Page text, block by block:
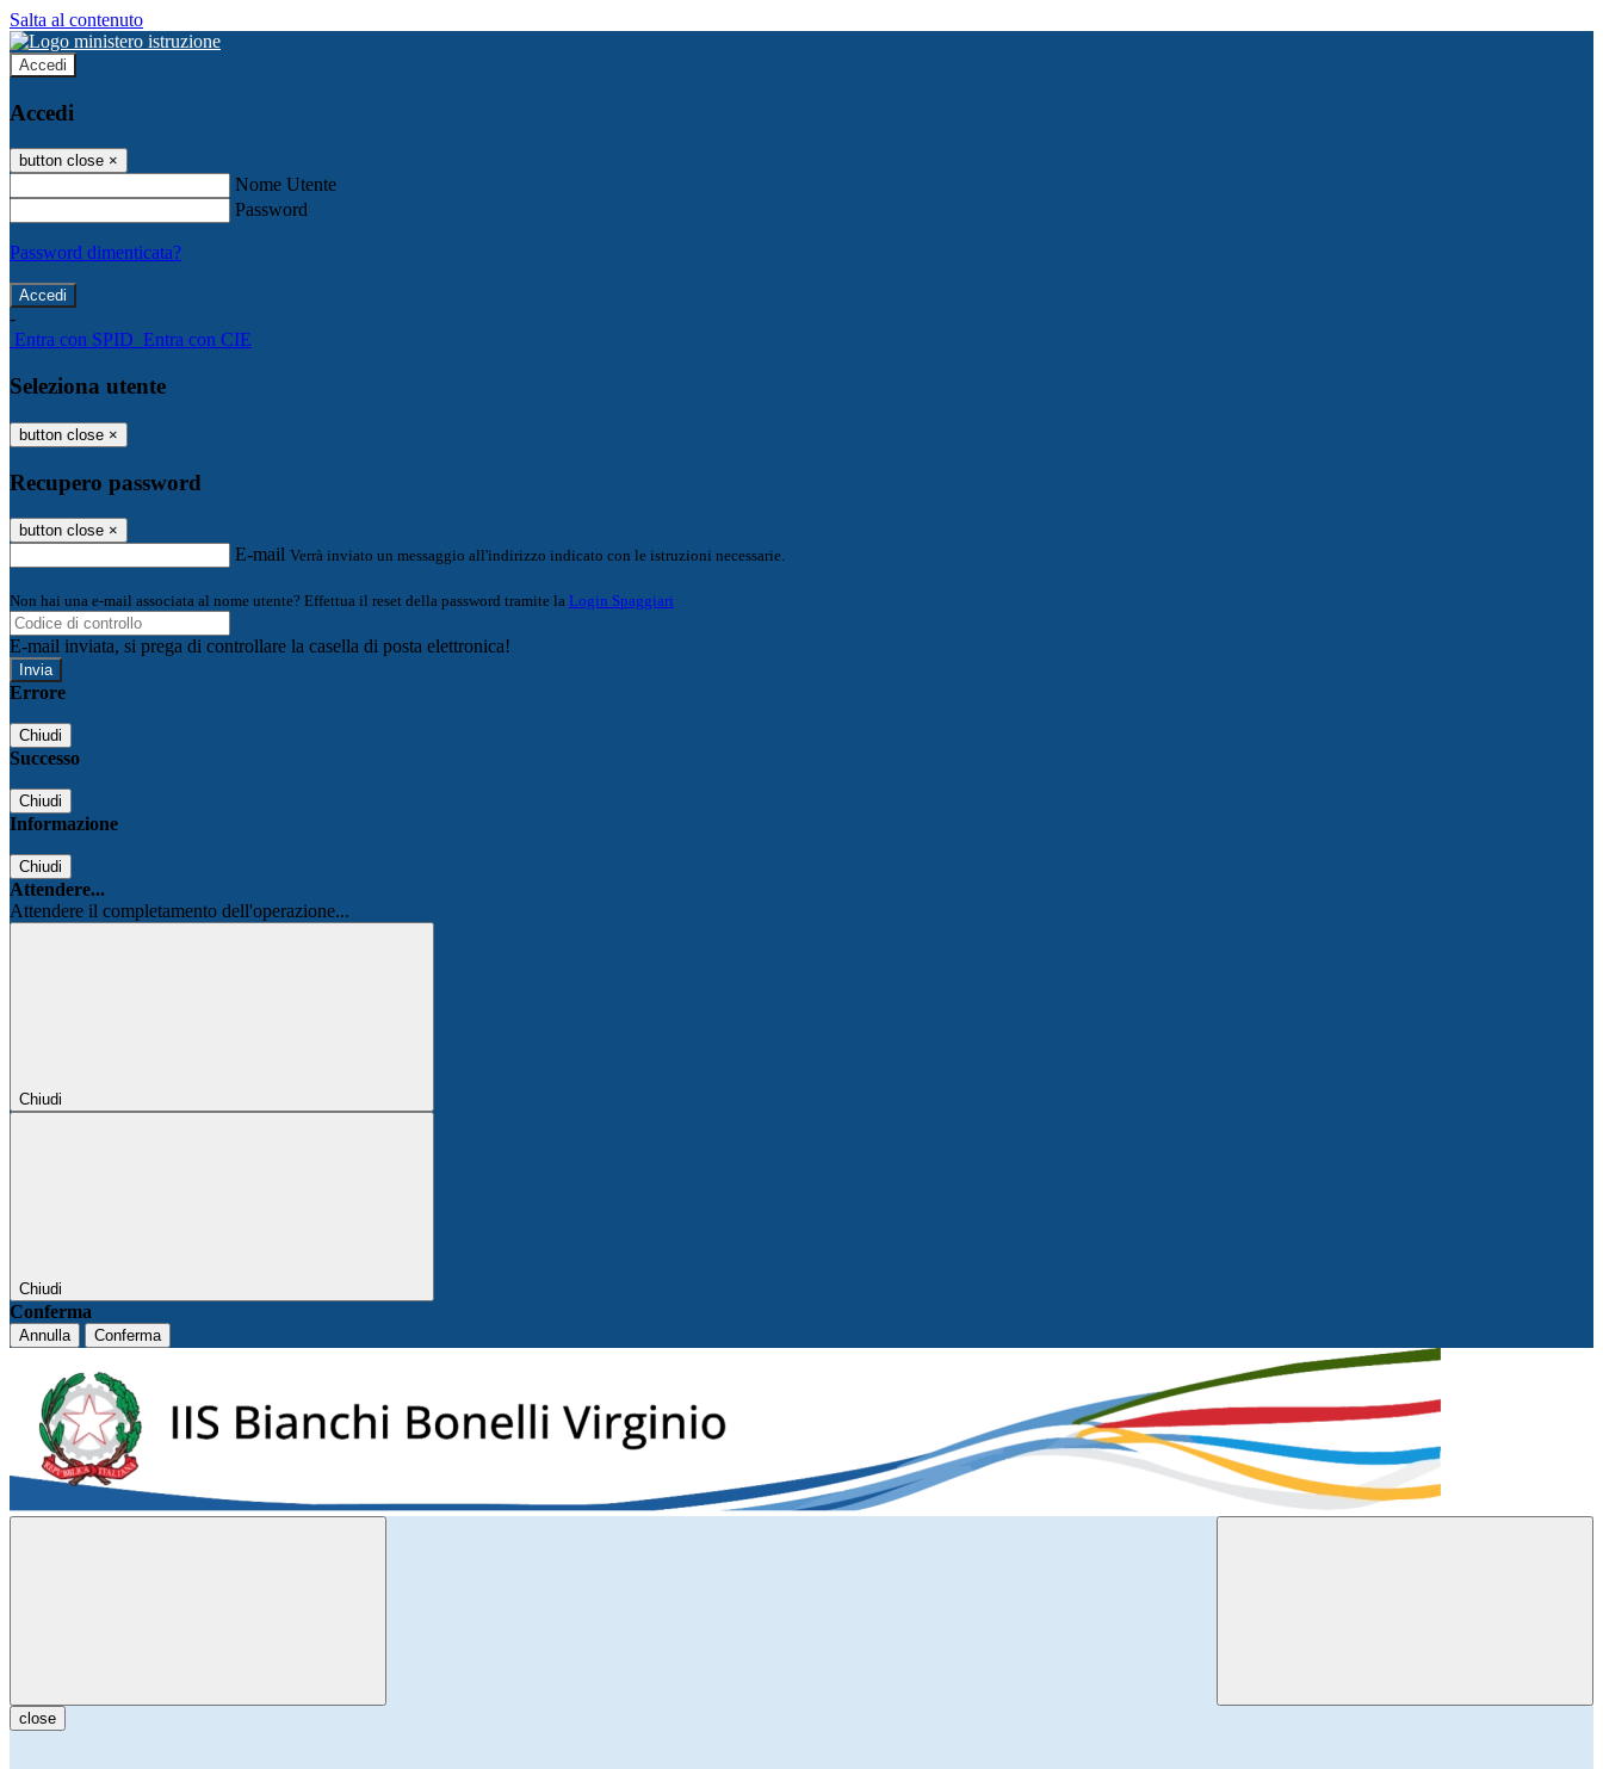
Salta al contenuto
Accedi
Accedi
button close ×
Nome Utente
Password
Password dimenticata?
-
Entra con SPID Entra con CIE
Seleziona utente
button close ×
Recupero password
button close ×
E-mail Verrà inviato un messaggio all'indirizzo indicato con le istruzioni necessarie.
Non hai una e-mail associata al nome utente? Effettua il reset della password tramite la Login Spaggiari
E-mail inviata, si prega di controllare la casella di posta elettronica!
Errore
Chiudi
Successo
Chiudi
Informazione
Chiudi
Attendere...
Attendere il completamento dell'operazione...
Chiudi
Chiudi
Conferma
Annulla Conferma
close